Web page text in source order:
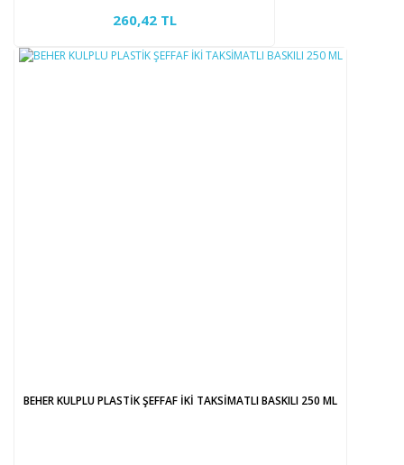
260,42 TL
BEHER KULPLU PLASTİK ŞEFFAF İKİ TAKSİMATLI BASKILI 250 ML